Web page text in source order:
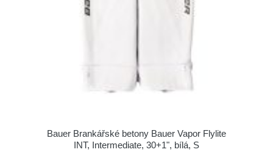
Bauer Brankářské betony Bauer Vapor Flylite
INT, Intermediate, 30+1", bílá, S